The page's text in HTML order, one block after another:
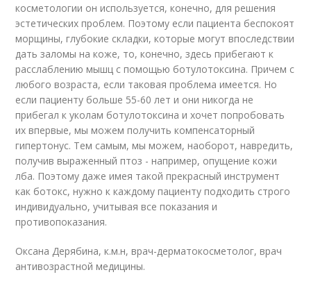
косметологии он используется, конечно, для решения
эстетических проблем. Поэтому если пациента беспокоят
морщины, глубокие складки, которые могут впоследствии
дать заломы на коже, то, конечно, здесь прибегают к
расслаблению мышц с помощью ботулотоксина. Причем с
любого возраста, если таковая проблема имеется. Но
если пациенту больше 55-60 лет и они никогда не
прибегал к уколам ботулотоксина и хочет попробовать
их впервые, мы можем получить компенсаторный
гипертонус. Тем самым, мы можем, наоборот, навредить,
получив выраженный птоз - например, опущение кожи
лба. Поэтому даже имея такой прекрасный инструмент
как ботокс, нужно к каждому пациенту подходить строго
индивидуально, учитывая все показания и
противопоказания.
Оксана Дерябина, к.м.н, врач-дерматокосметолог, врач
антивозрастной медицины.